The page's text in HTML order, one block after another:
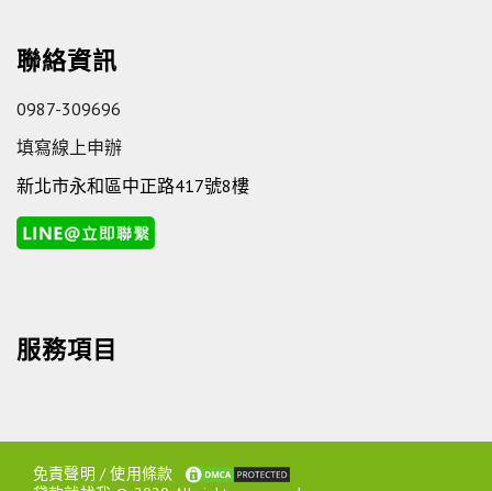
聯絡資訊
0987-309696
填寫線上申辦
新北市永和區中正路417號8樓
服務項目
免責聲明 /使用條款